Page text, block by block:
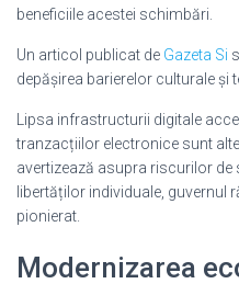
beneficiile acestei schimbări.
Un articol publicat de Gazeta Si
depășirea barierelor culturale și
Lipsa infrastructurii digitale
tranzacțiilor electronice sunt
avertizează asupra riscurilor de
libertăților individuale, guvernul
pionierat.
Modernizarea